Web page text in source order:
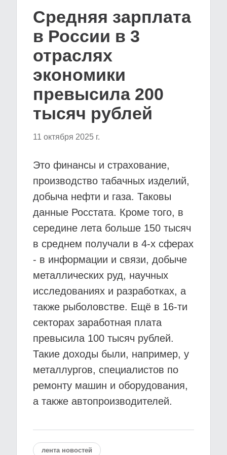
Средняя зарплата
в России в 3
отраслях
экономики
превысила 200
тысяч рублей
11 октября 2025 г.
Это финансы и страхование,
производство табачных изделий,
добыча нефти и газа. Таковы
данные Росстата. Кроме того, в
середине лета больше 150 тысяч
в среднем получали в 4-х сферах
- в информации и связи, добыче
металлических руд, научных
исследованиях и разработках, а
также рыболовстве. Ещё в 16-ти
секторах заработная плата
превысила 100 тысяч рублей.
Такие доходы были, например, у
металлургов, специалистов по
ремонту машин и оборудования,
а также автопроизводителей.
лента новостей